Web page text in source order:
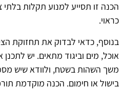
הכנה זו תסייע למנוע תקלות
כראוי.
בנוסף, כדאי לבדוק את תחזוקת
אוכל, מים וביגוד מתאים. יש
משך השהות בשטח, ולוודא שיש
בישול או חימום. הכנה מוקדמת